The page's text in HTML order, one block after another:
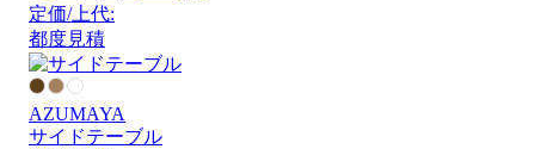
定価/上代:
都度見積
AZUMAYA
サイドテーブル